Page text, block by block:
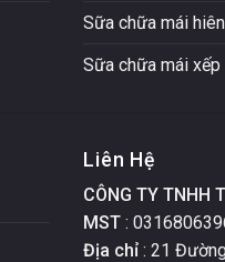
Sữa chữa mái hiên
Sữa chữa mái xếp
Liên Hệ
CÔNG TY TNHH
MST :
Địa chỉ : 21